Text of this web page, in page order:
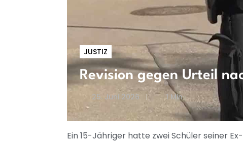
JUSTIZ
Revision gegen Urteil
25. Juni 2026 1 Min
Ein 15-Jähriger hatte zwei Schüler seiner